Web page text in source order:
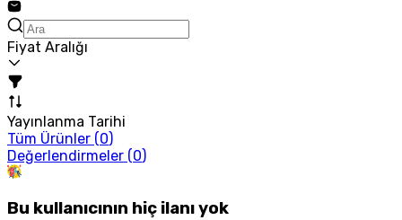
Fiyat Aralığı
Yayınlanma Tarihi
Tüm Ürünler (0)
Değerlendirmeler (0)
Bu kullanıcının hiç ilanı yok